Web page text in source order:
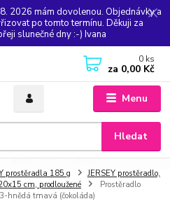
2026 mám dovolenou. Objednávky a
po tomto termínu. Děkuji za
slunečné dny :-) Ivana
Menu
Hledat
0 ks
za 0,00 Kč
prostěradla 185 g
JERSEY prostěradlo,
cm, prodloužené
Prostěradlo
hnědá tmavá (čokoláda)